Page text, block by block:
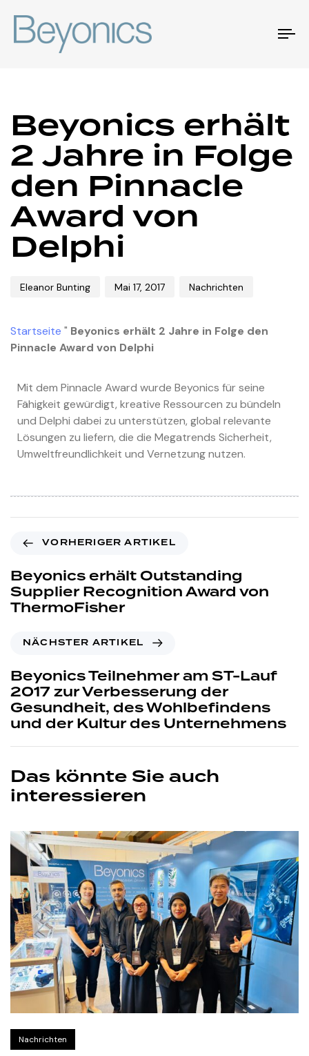
Beyonics erhält
2 Jahre in Folge
den Pinnacle
Award von
Delphi
Eleanor Bunting
am:
Mai 17, 2017 Nachrichten
Startseite " Beyonics erhält 2 Jahre in Folge den
Pinnacle Award von Delphi
Mit dem Pinnacle Award wurde Beyonics für seine
Fähigkeit gewürdigt, kreative Ressourcen zu bündeln
und Delphi dabei zu unterstützen, global relevante
Lösungen zu liefern, die die Megatrends Sicherheit,
Umweltfreundlichkeit und Vernetzung nutzen.
VORHERIGER ARTIKEL
Beyonics erhält Outstanding
Supplier Recognition Award von
ThermoFisher
NÄCHSTER ARTIKEL
Beyonics Teilnehmer am ST-Lauf
2017 zur Verbesserung der
Gesundheit, des Wohlbefindens
und der Kultur des Unternehmens
Das könnte Sie auch
interessieren
Nachrichten